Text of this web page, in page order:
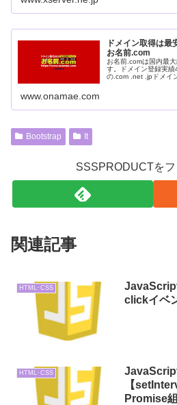
ドメイン取得は最
お名前.com
お名前.comは国内最
す。ドメイン登録実
の.com .net .jpドメイ
www.onamae.com
Bootstrap It
SSSPRODUCTを
関連記事
HTML･CSS
clickイベ
HTML･CSS
【
Promise